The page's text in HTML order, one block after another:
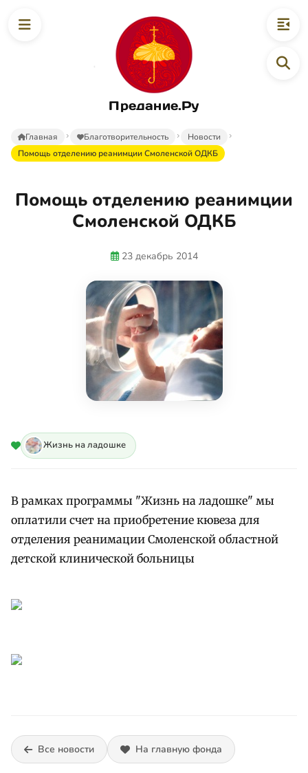
Предание.Ру
Главная Благотворительность
Новости
Помощь отделению реанимции Смоленской ОДКБ
Помощь отделению реанимции
Смоленской ОДКБ
23 декабрь 2014
Жизнь на ладошке
В рамках программы "Жизнь на ладошке" мы
оплатили счет на приобретение кювеза для
отделения реанимации Смоленской областной
детской клинической больницы
Все новости На главную фонда